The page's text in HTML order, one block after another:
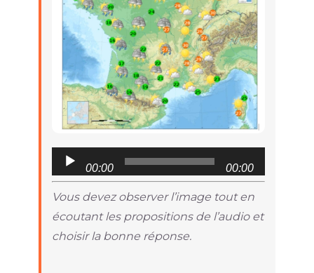
Audio
Player
00:00 00:00
Vous devez observer l’image tout en
écoutant les propositions de l’audio et
choisir la bonne réponse.